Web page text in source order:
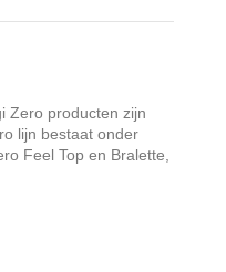
Zero producten zijn
lijn bestaat onder
Feel Top en Bralette,